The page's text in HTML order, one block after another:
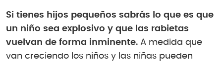
Si tienes hijos pequeños sabrás lo que es que
un niño sea explosivo y que las rabietas
vuelvan de forma inminente. A medida que
van creciendo los niños y las niñas pueden